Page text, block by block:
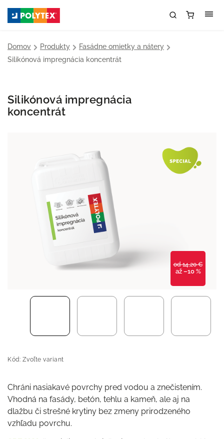
Domov / Produkty / Fasádne omietky a nátery /
Silikónová impregnácia koncentrát
Silikónová impregnácia
koncentrát
od 14,20 €
až –10 %
Kód: Zvoľte variant
Chráni nasiakavé povrchy pred vodou a znečistením.
Vhodná na fasády, betón, tehlu a kameň, ale aj na
dlažbu či strešné krytiny bez zmeny prirodzeného
vzhľadu povrchu.